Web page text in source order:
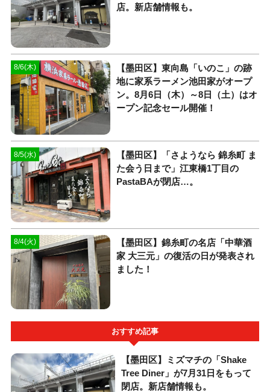
店。新店舗情報も。
8/6(木)
【墨田区】東向島「いのこ」の跡
地に家系ラーメン池田家がオープ
ン。8月6日（木）～8日（土）はオ
ープン記念セール開催！
8/5(水)
【墨田区】「さようなら 錦糸町 ま
た会う日まで」江東橋1丁目の
PastaBAが閉店…。
8/4(火)
【墨田区】錦糸町の名店「中華酒
家 大三元」の復活の日が発表され
ました！
おすすめ記事
【墨田区】ミズマチの「Shake
Tree Diner」が7月31日をもって
閉店。新店舗情報も。